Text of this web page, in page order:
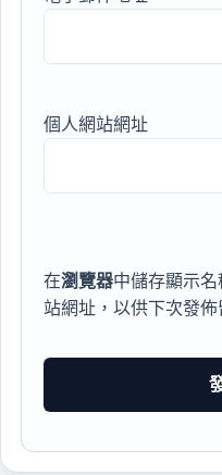
個人網站網址
在瀏覽器中儲存顯示
站網址，以供下次發佈